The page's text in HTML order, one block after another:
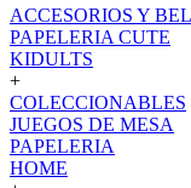
ACCESORIOS Y
PAPELERIA CUTE
KIDULTS
+
COLECCIONABLES
JUEGOS DE MESA
PAPELERIA
HOME